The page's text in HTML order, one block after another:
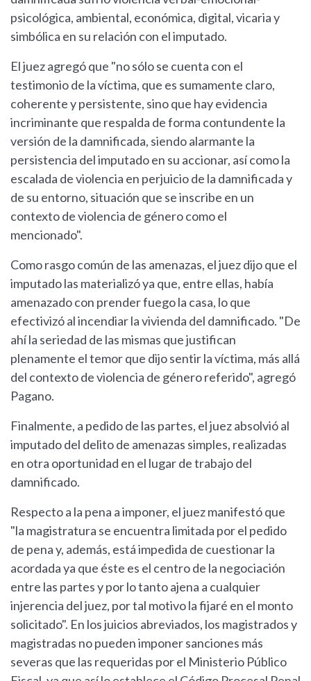
psicológica, ambiental, económica, digital, vicaria y
simbólica en su relación con el imputado.
El juez agregó que "no sólo se cuenta con el
testimonio de la víctima, que es sumamente claro,
coherente y persistente, sino que hay evidencia
incriminante que respalda de forma contundente la
versión de la damnificada, siendo alarmante la
persistencia del imputado en su accionar, así como la
escalada de violencia en perjuicio de la damnificada y
de su entorno, situación que se inscribe en un
contexto de violencia de género como el
mencionado".
Como rasgo común de las amenazas, el juez dijo que el
imputado las materializó ya que, entre ellas, había
amenazado con prender fuego la casa, lo que
efectivizó al incendiar la vivienda del damnificado. "De
ahí la seriedad de las mismas que justifican
plenamente el temor que dijo sentir la víctima, más allá
del contexto de violencia de género referido", agregó
Pagano.
Finalmente, a pedido de las partes, el juez absolvió al
imputado del delito de amenazas simples, realizadas
en otra oportunidad en el lugar de trabajo del
damnificado.
Respecto a la pena a imponer, el juez manifestó que
"la magistratura se encuentra limitada por el pedido
de pena y, además, está impedida de cuestionar la
acordada ya que éste es el centro de la negociación
entre las partes y por lo tanto ajena a cualquier
injerencia del juez, por tal motivo la fijaré en el monto
solicitado". En los juicios abreviados, los magistrados y
magistradas no pueden imponer sanciones más
severas que las requeridas por el Ministerio Público